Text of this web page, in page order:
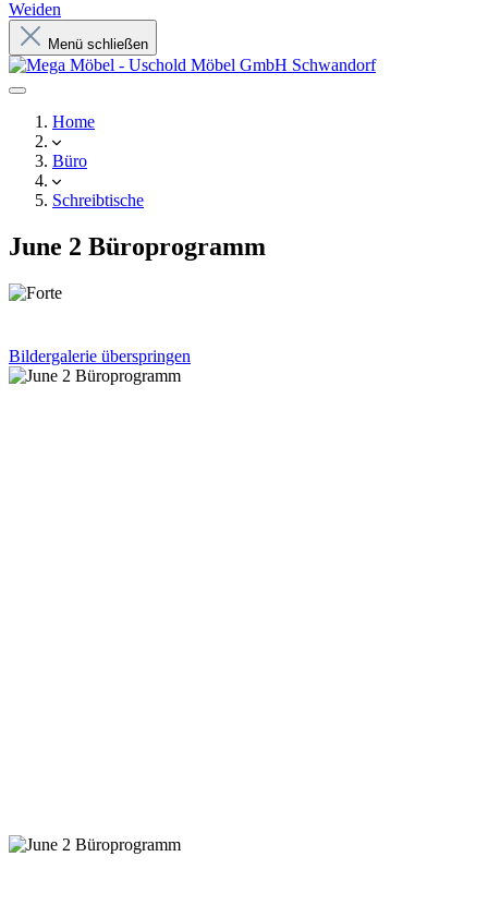
Weiden
Menü schließen
Home
Büro
Schreibtische
June 2 Büroprogramm
Bildergalerie überspringen